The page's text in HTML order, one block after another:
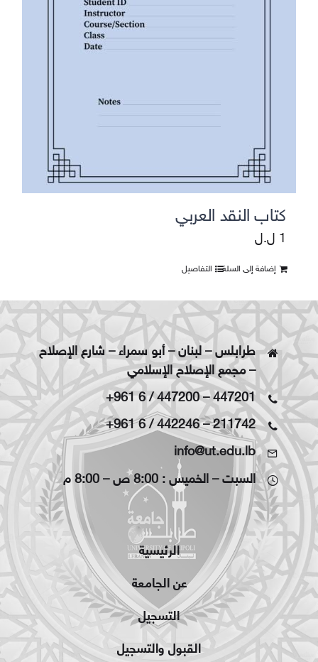
كتاب النقد العربي
1 ل.ل
إضافة إلى السلة التفاصيل
طرابلس – لبنان – أبو سمراء – شارع الإصلاح
– مجمع الإصلاح الإسلامي
+961 6 / 447200–447201
+961 6 / 442246–211742
info@ut.edu.lb
السبت – الخميس : 8:00 ص – 8:00 م
الرئيسية
عن الجامعة
التسجيل
القبول والتسجيل